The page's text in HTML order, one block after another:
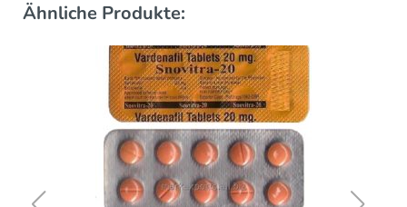
Ähnliche Produkte: